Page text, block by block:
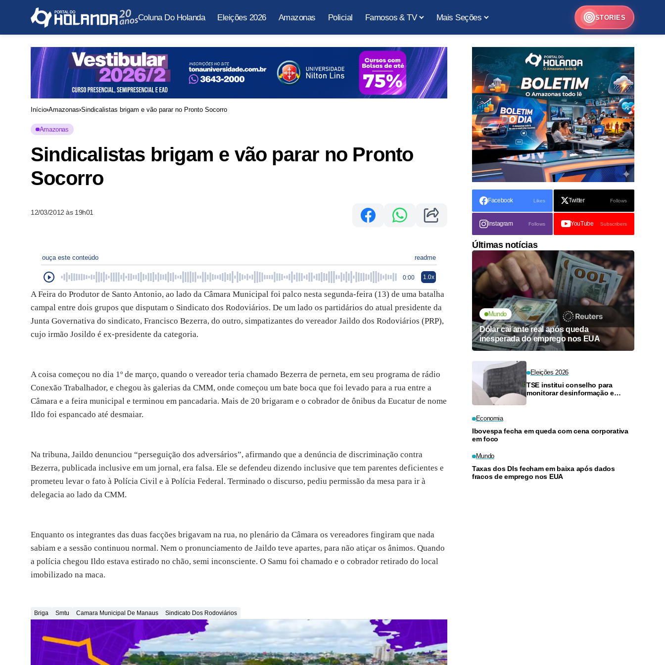
Coluna Do Holanda Eleições 2026 Amazonas Policial Famosos & TV Mais Seções STORIES
Início Amazonas Sindicalistas brigam e vão parar no Pronto Socorro
Amazonas
Sindicalistas brigam e vão parar no Pronto
Socorro
12/03/2012 às 19h01
ouça este conteúdo readme
0:00 1.0x
A Feira do Produtor de Santo Antonio, ao lado da Câmara Municipal foi palco nesta segunda-feira (13) de uma batalha
campal entre dois grupos que disputam o Sindicato dos Rodoviários. De um lado os partidários do atual presidente da
Junta Governativa do sindicato, Francisco Bezerra, do outro, simpatizantes do vereador Jaildo dos Rodoviários (PRP),
cujo irmão Josildo é ex-presidente da categoria.
A coisa começou no dia 1º de março, quando o vereador teria chamado Bezerra de perneta, em seu programa de rádio
Conexão Trabalhador, e chegou às galerias da CMM, onde começou um bate boca que foi levado para a rua entre a
Câmara e a feira municipal e terminou em pancadaria. Mais de 20 brigaram e o cobrador de ônibus da Eucatur de nome
Ildo foi espancado até desmaiar.
Na tribuna, Jaildo denunciou “perseguição dos adversários”, afirmando que a denúncia de discriminação contra
Bezerra, publicada inclusive em um jornal, era falsa. Ele se defendeu dizendo inclusive que tem parentes deficientes e
prometeu levar o fato à Polícia Civil e à Polícia Federal. Terminado o discurso, pediu permissão da mesa para ir à
delegacia ao lado da CMM.
Enquanto os integrantes das duas facções brigavam na rua, no plenário da Câmara os vereadores fingiram que nada
sabiam e a sessão continuou normal. Nem o pronunciamento de Jaildo teve apartes, para não atiçar os ânimos. Quando
a polícia chegou Ildo estava estirado no chão, semi inconsciente. O Samu foi chamado e o cobrador retirado do local
imobilizado na maca.
Briga Smtu Camara Municipal De Manaus Sindicato Dos Rodoviários
Facebook Likes Twitter Follows
Instagram Follows YouTube Subscribers
Últimas notícias
Mundo
Dólar cai ante real após queda
inesperada do emprego nos EUA
Eleições 2026
TSE institui conselho para
monitorar desinformação e
Economia
Ibovespa fecha em queda com cena corporativa
em foco
Mundo
Taxas dos DIs fecham em baixa após dados
fracos de emprego nos EUA